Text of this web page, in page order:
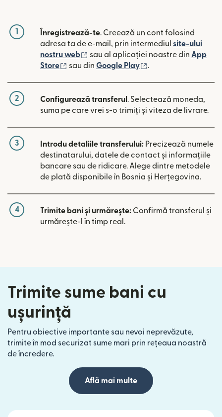
1 Înregistrează-te. Creează un cont folosind
adresa ta de e-mail, prin intermediul site-ului
nostru web
(se deschide într-o fereastră nouă)
sau al aplicației noastre din App
Store
(se deschide într-o fereastră nouă)
sau din Google Play .
2 Configurează transferul . Selectează moneda,
suma pe care vrei s-o trimiți și viteza de livrare.
3 Introdu detaliile transferului: Precizează numele
destinatarului, datele de contact și informațiile
bancare sau de ridicare. Alege dintre metodele
de plată disponibile în Bosnia și Herțegovina.
4 Trimite bani și urmărește: Confirmă transferul și
urmărește-l în timp real.
Trimite sume bani cu
ușurință
Pentru obiective importante sau nevoi neprevăzute,
trimite în mod securizat sume mari prin rețeaua noastră
de încredere.
Află mai multe